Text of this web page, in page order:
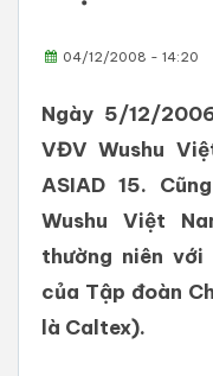
04/12/2008 - 14:20
Ngày 5/12/
VĐV Wushu
ASIAD 15.
Wushu Việt
thường niên
của Tập đoàn
là Caltex).